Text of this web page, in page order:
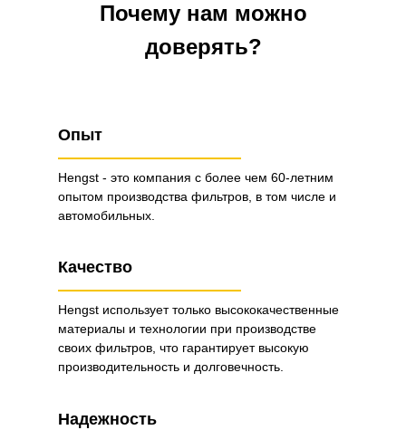
Почему нам можно
доверять?
Опыт
Hengst - это компания с более чем 60-летним
опытом производства фильтров, в том числе и
автомобильных.
Качество
Надежность
Hengst использует только высококачественные
материалы и технологии при производстве
своих фильтров, что гарантирует высокую
производительность и долговечность.